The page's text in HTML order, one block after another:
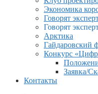
Экономика
Говорят
Говорят
Арктика
Гайдаровский
Конкурс
Заявка/
Контакты